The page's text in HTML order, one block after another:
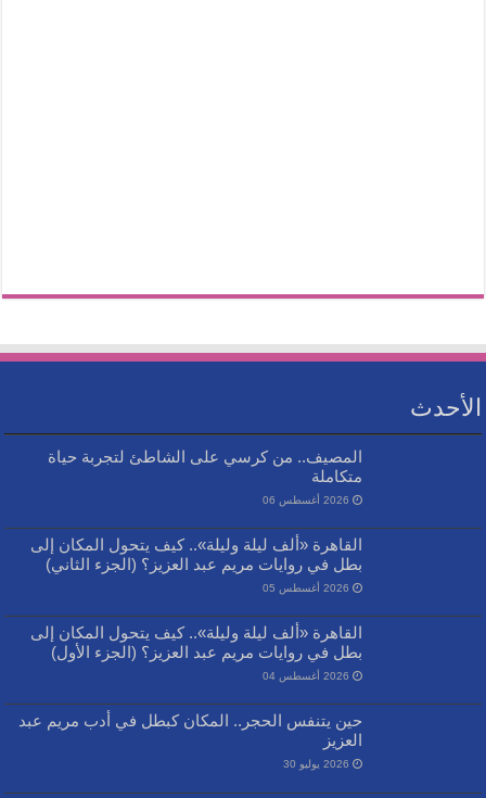
الأحدث
المصيف.. من كرسي على الشاطئ لتجربة حياة
متكاملة
2026 أغسطس 06
القاهرة «ألف ليلة وليلة».. كيف يتحول المكان إلى
بطل في روايات مريم عبد العزيز؟ (الجزء الثاني)
2026 أغسطس 05
القاهرة «ألف ليلة وليلة».. كيف يتحول المكان إلى
بطل في روايات مريم عبد العزيز؟ (الجزء الأول)
2026 أغسطس 04
حين يتنفس الحجر.. المكان كبطل في أدب مريم عبد
العزيز
2026 يوليو 30